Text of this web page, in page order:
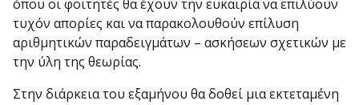
όπου οι φοιτητές θα έχουν την ευκαιρία να επιλύουν
τυχόν απορίες και να παρακολουθούν επίλυση
αριθμητικών παραδειγμάτων – ασκήσεων σχετικών με
την ύλη της θεωρίας.
Στην διάρκεια του εξαμήνου θα δοθεί μια εκτεταμένη